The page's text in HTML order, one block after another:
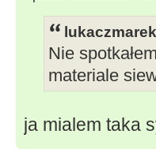
Nie
materiale
ja mialem taka